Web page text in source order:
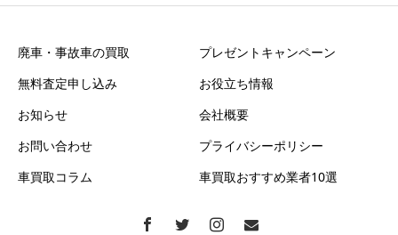
廃車・事故車の買取
プレゼントキャンペーン
無料査定申し込み
お役立ち情報
お知らせ
会社概要
お問い合わせ
プライバシーポリシー
車買取コラム
車買取おすすめ業者10選